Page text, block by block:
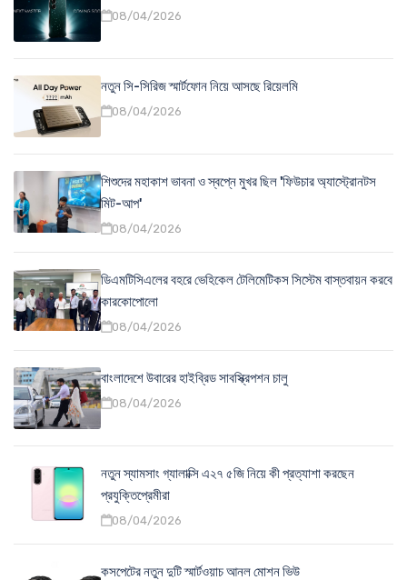
08/04/2026
নতুন সি-সিরিজ স্মার্টফোন নিয়ে আসছে রিয়েলমি
08/04/2026
শিশুদের মহাকাশ ভাবনা ও স্বপ্নে মুখর ছিল 'ফিউচার অ্যাস্ট্রোনটস
মিট-আপ'
08/04/2026
ডিএমটিসিএলের বহরে ভেহিকেল টেলিমেটিকস সিস্টেম বাস্তবায়ন করবে
কারকোপোলো
08/04/2026
বাংলাদেশে উবারের হাইব্রিড সাবস্ক্রিপশন চালু
08/04/2026
নতুন স্যামসাং গ্যালাক্সি এ২৭ ৫জি নিয়ে কী প্রত্যাশা করছেন
প্রযুক্তিপ্রেমীরা
08/04/2026
কসপেটের নতুন দুটি স্মার্টওয়াচ আনল মোশন ভিউ